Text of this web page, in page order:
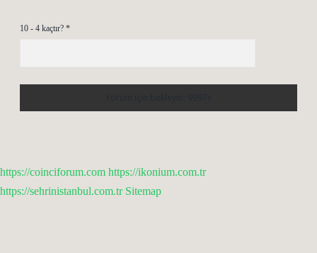
10 - 4 kaçtır? *
https://coinciforum.com https://ikonium.com.tr
https://sehrinistanbul.com.tr Sitemap